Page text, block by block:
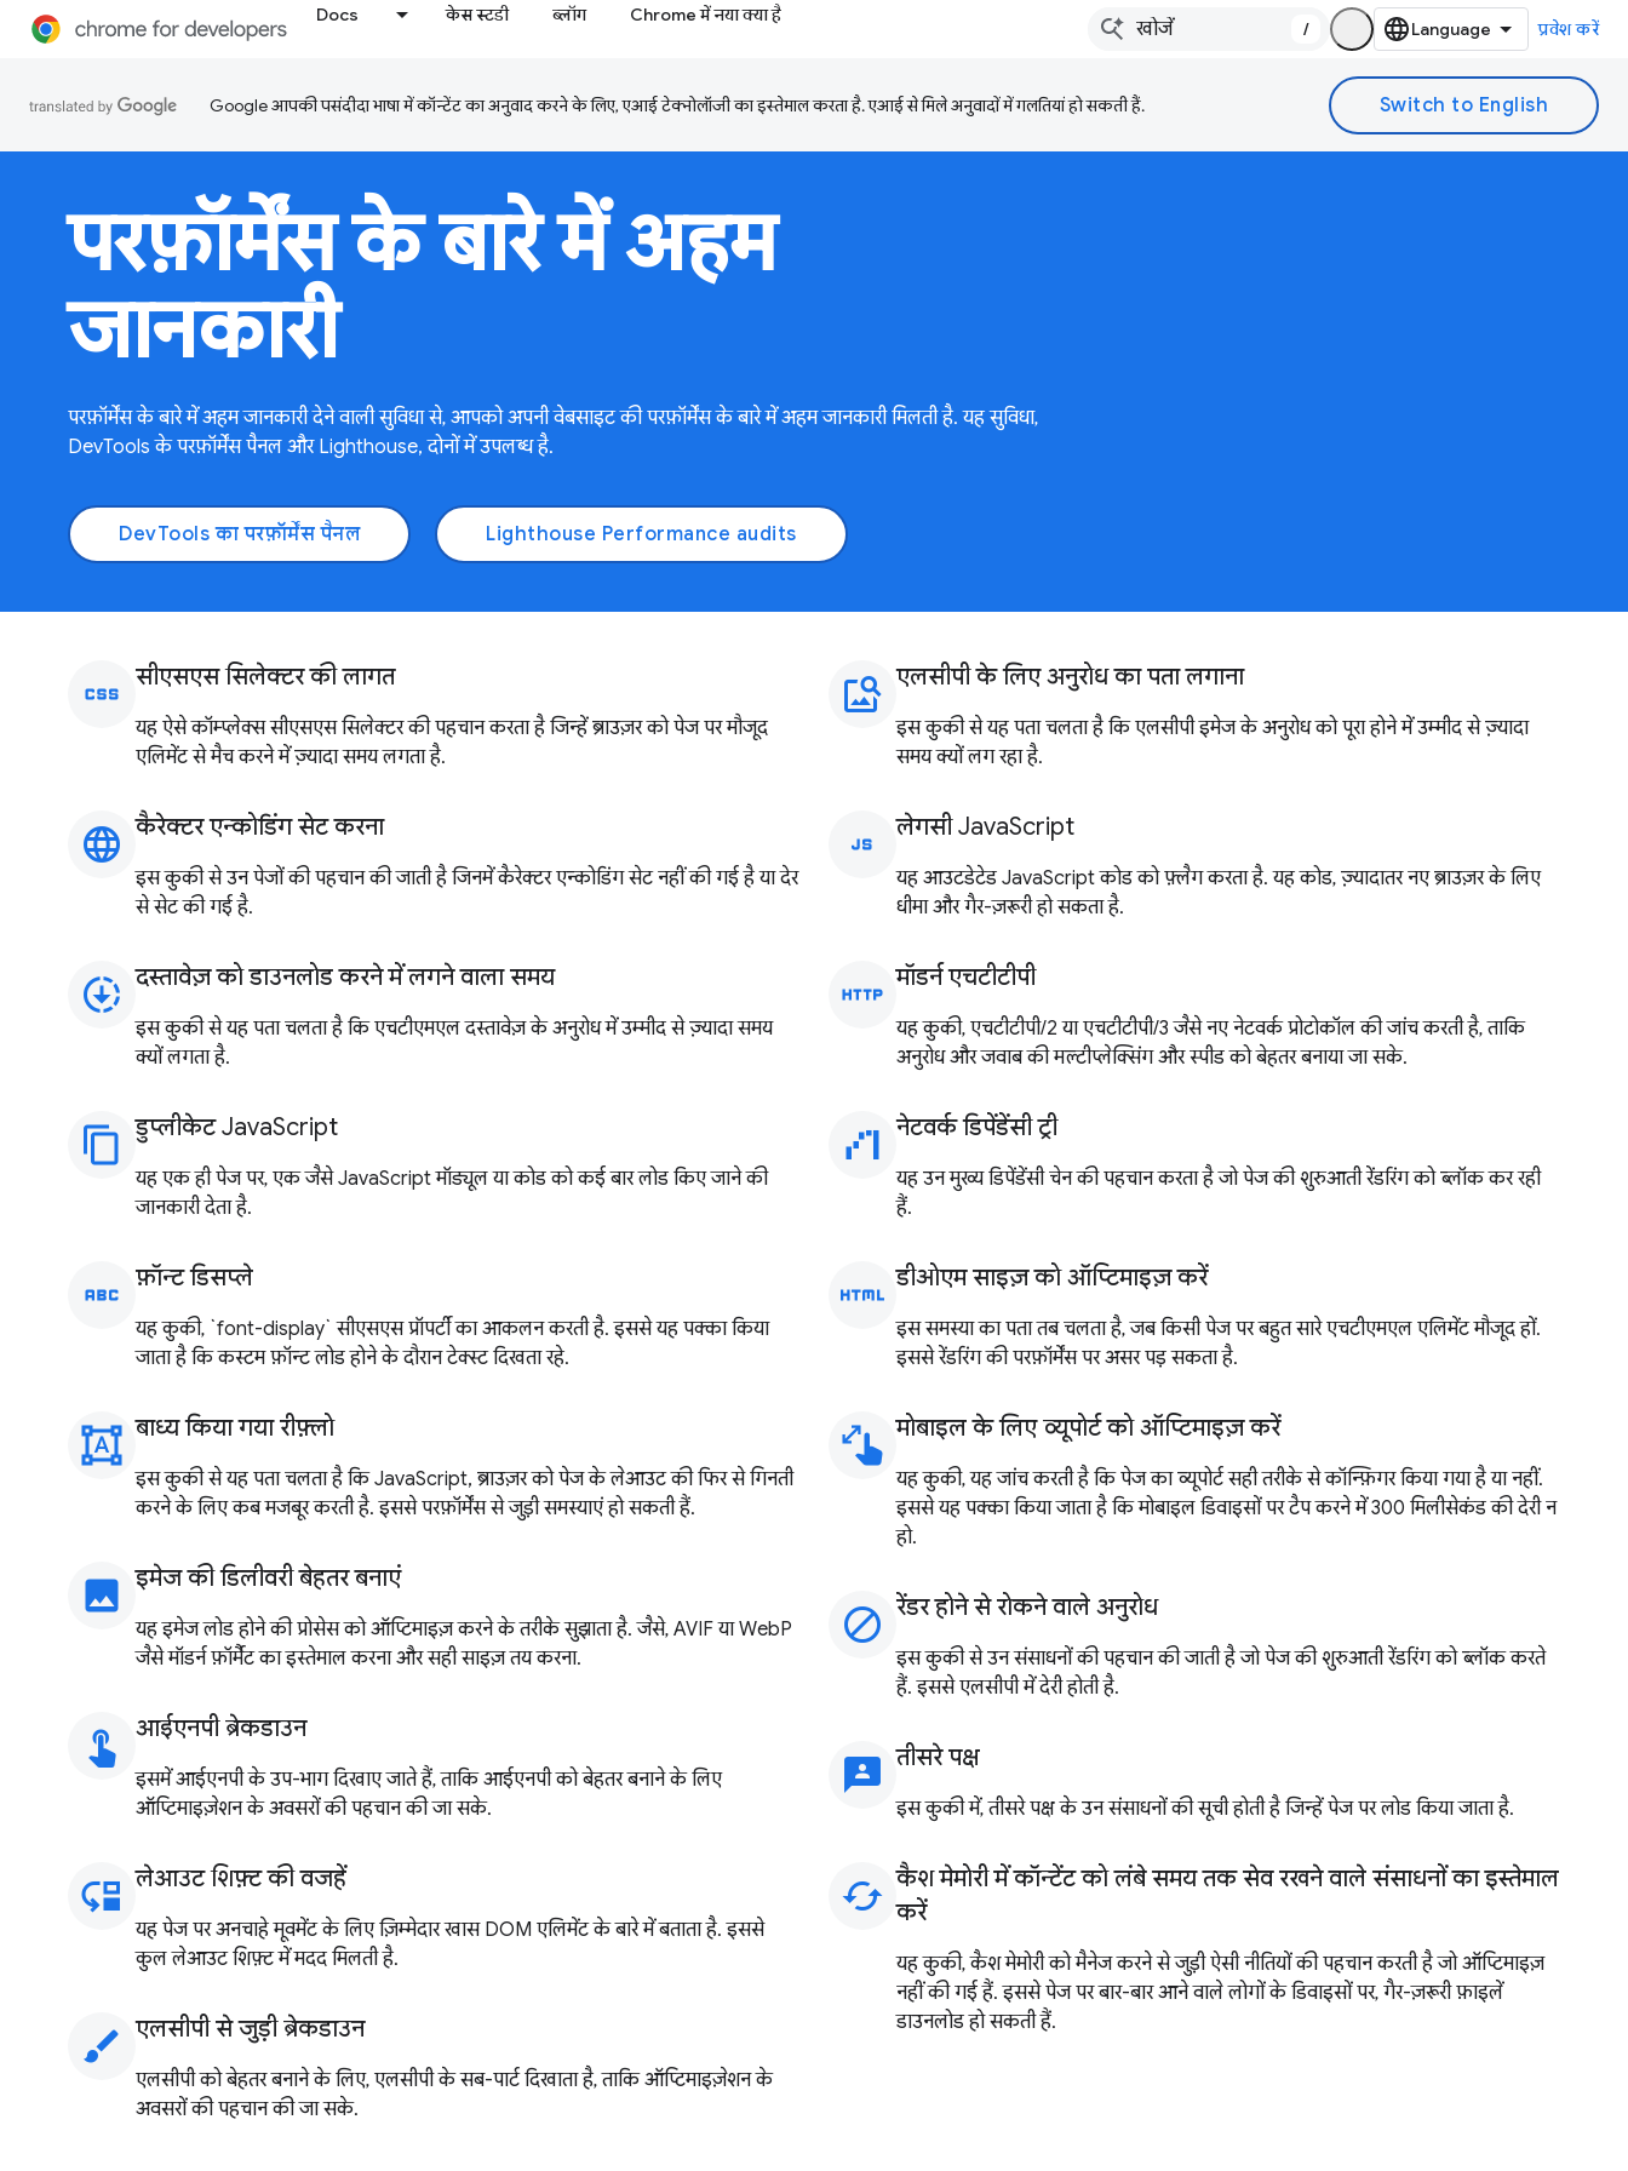
Docs केस स्टडी ब्लॉग Chrome में नया क्या है
/ प्रवेश करें
Google आपकी पसंदीदा भाषा में कॉन्टेंट का अनुवाद करने के लिए, एआई टेक्नोलॉजी का इस्तेमाल करता है. एआई से मिले अनुवादों में गलतियां हो सकती हैं.
परफ़ॉर्मेंस के बारे में अहम
जानकारी
परफ़ॉर्मेंस के बारे में अहम जानकारी देने वाली सुविधा से, आपको अपनी वेबसाइट की परफ़ॉर्मेंस के बारे में अहम जानकारी मिलती है. यह सुविधा,
DevTools के परफ़ॉर्मेंस पैनल और Lighthouse, दोनों में उपलब्ध है.
DevTools का परफ़ॉर्मेंस पैनल Lighthouse Performance audits
css सीएसएस सिलेक्टर की लागत
यह ऐसे कॉम्प्लेक्स सीएसएस सिलेक्टर की पहचान करता है जिन्हें ब्राउज़र को पेज पर मौजूद
एलिमेंट से मैच करने में ज़्यादा समय लगता है.
language कैरेक्टर एन्कोडिंग सेट करना
इस कुकी से उन पेजों की पहचान की जाती है जिनमें कैरेक्टर एन्कोडिंग सेट नहीं की गई है या देर
से सेट की गई है.
downloading दस्तावेज़ को डाउनलोड करने में लगने वाला समय
इस कुकी से यह पता चलता है कि एचटीएमएल दस्तावेज़ के अनुरोध में उम्मीद से ज़्यादा समय
क्यों लगता है.
content_copy डुप्लीकेट JavaScript
यह एक ही पेज पर, एक जैसे JavaScript मॉड्यूल या कोड को कई बार लोड किए जाने की
जानकारी देता है.
abc फ़ॉन्ट डिसप्ले
यह कुकी, `font-display` सीएसएस प्रॉपर्टी का आकलन करती है. इससे यह पक्का किया
जाता है कि कस्टम फ़ॉन्ट लोड होने के दौरान टेक्स्ट दिखता रहे.
format_shapes बाध्य किया गया रीफ़्लो
इस कुकी से यह पता चलता है कि JavaScript, ब्राउज़र को पेज के लेआउट की फिर से गिनती
करने के लिए कब मजबूर करती है. इससे परफ़ॉर्मेंस से जुड़ी समस्याएं हो सकती हैं.
image इमेज की डिलीवरी बेहतर बनाएं
यह इमेज लोड होने की प्रोसेस को ऑप्टिमाइज़ करने के तरीके सुझाता है. जैसे, AVIF या WebP
जैसे मॉडर्न फ़ॉर्मैट का इस्तेमाल करना और सही साइज़ तय करना.
touch_app आईएनपी ब्रेकडाउन
इसमें आईएनपी के उप-भाग दिखाए जाते हैं, ताकि आईएनपी को बेहतर बनाने के लिए
ऑप्टिमाइज़ेशन के अवसरों की पहचान की जा सके.
move_down लेआउट शिफ़्ट की वजहें
यह पेज पर अनचाहे मूवमेंट के लिए ज़िम्मेदार खास DOM एलिमेंट के बारे में बताता है. इससे
कुल लेआउट शिफ़्ट में मदद मिलती है.
brush एलसीपी से जुड़ी ब्रेकडाउन
एलसीपी को बेहतर बनाने के लिए, एलसीपी के सब-पार्ट दिखाता है, ताकि ऑप्टिमाइज़ेशन के
अवसरों की पहचान की जा सके.
image_search एलसीपी के लिए अनुरोध का पता लगाना
इस कुकी से यह पता चलता है कि एलसीपी इमेज के अनुरोध को पूरा होने में उम्मीद से ज़्यादा
समय क्यों लग रहा है.
javascript लेगसी JavaScript
यह आउटडेटेड JavaScript कोड को फ़्लैग करता है. यह कोड, ज़्यादातर नए ब्राउज़र के लिए
धीमा और गैर-ज़रूरी हो सकता है.
http मॉडर्न एचटीटीपी
यह कुकी, एचटीटीपी/2 या एचटीटीपी/3 जैसे नए नेटवर्क प्रोटोकॉल की जांच करती है, ताकि
अनुरोध और जवाब की मल्टीप्लेक्सिंग और स्पीड को बेहतर बनाया जा सके.
waterfall_chart नेटवर्क डिपेंडेंसी ट्री
यह उन मुख्य डिपेंडेंसी चेन की पहचान करता है जो पेज की शुरुआती रेंडरिंग को ब्लॉक कर रही
हैं.
html डीओएम साइज़ को ऑप्टिमाइज़ करें
इस समस्या का पता तब चलता है, जब किसी पेज पर बहुत सारे एचटीएमएल एलिमेंट मौजूद हों.
इससे रेंडरिंग की परफ़ॉर्मेंस पर असर पड़ सकता है.
pinch मोबाइल के लिए व्यूपोर्ट को ऑप्टिमाइज़ करें
यह कुकी, यह जांच करती है कि पेज का व्यूपोर्ट सही तरीके से कॉन्फ़िगर किया गया है या नहीं.
इससे यह पक्का किया जाता है कि मोबाइल डिवाइसों पर टैप करने में 300 मिलीसेकंड की देरी न
हो.
block रेंडर होने से रोकने वाले अनुरोध
इस कुकी से उन संसाधनों की पहचान की जाती है जो पेज की शुरुआती रेंडरिंग को ब्लॉक करते
हैं. इससे एलसीपी में देरी होती है.
3p तीसरे पक्ष
इस कुकी में, तीसरे पक्ष के उन संसाधनों की सूची होती है जिन्हें पेज पर लोड किया जाता है.
cached कैश मेमोरी में कॉन्टेंट को लंबे समय तक सेव रखने वाले संसाधनों का इस्तेमाल
करें
यह कुकी, कैश मेमोरी को मैनेज करने से जुड़ी ऐसी नीतियों की पहचान करती है जो ऑप्टिमाइज़
नहीं की गई हैं. इससे पेज पर बार-बार आने वाले लोगों के डिवाइसों पर, गैर-ज़रूरी फ़ाइलें
डाउनलोड हो सकती हैं.